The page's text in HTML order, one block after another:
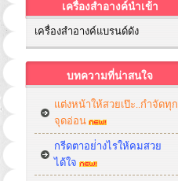
เครื่องสำอางค์นำเข้า
เครื่องสำอางค์แบรนด์ดัง
บทความที่น่าสนใจ
แต่งหน้าให้สวยเป๊ะ..กำจัดทุก
จุดอ่อน
กรีดตาอย่่างไรให้คมสวย
ได้ใจ